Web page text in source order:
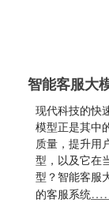
智能客服大
现代科技的快
模型正是其中
质量，提升用
型，以及它在
型？智能客服
的客服系统